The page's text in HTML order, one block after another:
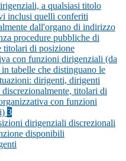
a qualsiasi titolo
inclusi quelli conferiti
dall'organo di indirizzo
procedure pubbliche di
titolari di posizione
con funzioni dirigenziali (da
tabelle che distinguano le
dirigenti, dirigenti
titolari di
con funzioni
3
dirigenziali discrezionali
disponibili